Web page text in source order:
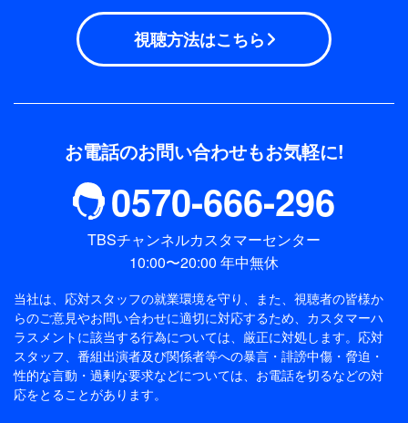
視聴方法はこちら
お電話のお問い合わせもお気軽に!
0570-666-296
TBSチャンネルカスタマーセンター
10:00〜20:00 年中無休
当社は、応対スタッフの就業環境を守り、また、視聴者の皆様か
らのご意見やお問い合わせに適切に対応するため、 カスタマーハ
ラスメントに該当する行為については、厳正に対処します。応対
スタッフ、番組出演者及び関係者等への暴言・誹謗中傷・脅迫・
性的な言動・過剰な要求などについては、お電話を切るなどの対
応をとることがあります。